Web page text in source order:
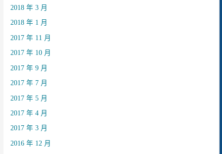
2018 年 3 月
2018 年 1 月
2017 年 11 月
2017 年 10 月
2017 年 9 月
2017 年 7 月
2017 年 5 月
2017 年 4 月
2017 年 3 月
2016 年 12 月